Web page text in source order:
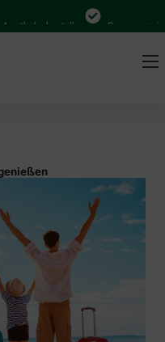
bestellen Bequem zwischen